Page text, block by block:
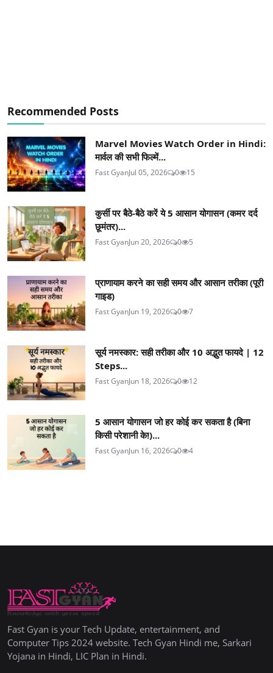
Recommended Posts
Marvel Movies Watch Order in Hindi:
मार्वल की सभी फिल्में...
Fast GyanJul 05, 2026 0 15
कुर्सी पर बैठे-बैठे करें ये 5 आसान योगासन (कमर दर्द
छूमंतर)...
Fast GyanJun 20, 2026 0 5
प्राणायाम करने का सही समय और आसान तरीका (पूरी
गाइड)
Fast GyanJun 19, 2026 0 7
सूर्य नमस्कार: सही तरीका और 10 अद्भुत फायदे | 12
Steps...
Fast GyanJun 18, 2026 0 12
5 आसान योगासन जो हर कोई कर सकता है (बिना
किसी परेशानी के!)...
Fast GyanJun 16, 2026 0 4
Fast Gyan is your Tech Update, entertainment, and
Computer Tips 2024 website. Tech Gyan Hindi me, Sarkari
Yojana in Hindi, LIC Plan in Hindi.